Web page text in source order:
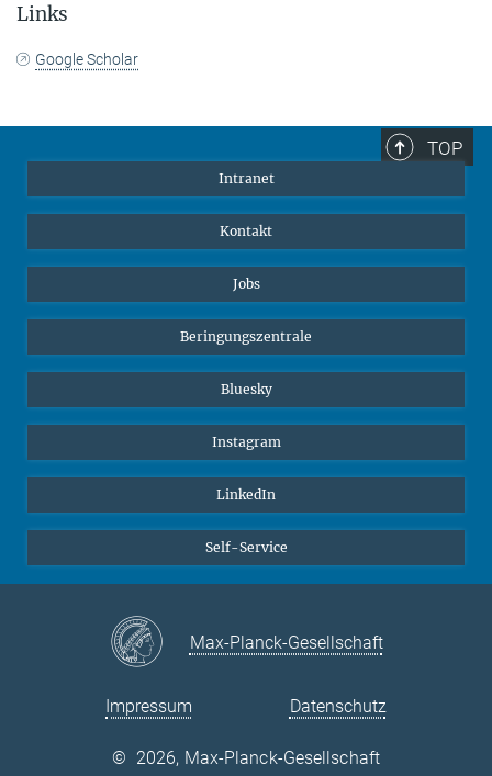
Links
Google Scholar
TOP
Intranet
Kontakt
Jobs
Beringungszentrale
Bluesky
Instagram
LinkedIn
Self-Service
Max-Planck-Gesellschaft
Impressum Datenschutz
© 2026, Max-Planck-Gesellschaft